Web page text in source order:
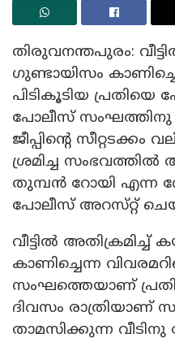
തിരുവനന്തപുരം:
ഗുണ്ടായിസം
പിടികൂടിയ പ്രതിയെ
പോലീസ് സംഘത്തിനു
ജീപ്പിൻ്റെ സീറ്റടക്കം
ശ്രമിച്ച സംഭവത്തിൽ
തുമ്പൻ റോയി എന്ന
പോലീസ് അറസ്‌റ്റ്
വീട്ടിൽ അതിക്രമിച്ച്
കാണിച്ചെന്ന
സംഘത്തെയാണ്
ദിവസം രാത്രിയാണ്
താമസിക്കുന്ന വീടിനു